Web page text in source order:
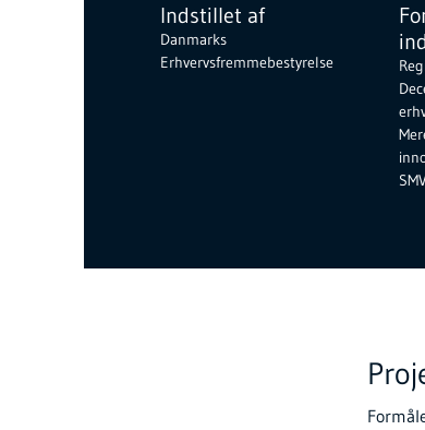
Indstillet af
Danmarks
Erhvervsfremmebestyrelse